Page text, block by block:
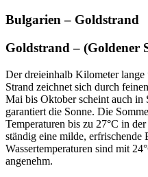
Bulgarien – Goldstrand
Goldstrand – (Goldener
Der dreieinhalb Kilometer
Strand zeichnet sich durch
Mai bis Oktober scheint auch in
garantiert die Sonne. Die
Temperaturen bis zu 27°C in
ständig eine milde,
Wassertemperaturen sind mit
angenehm.